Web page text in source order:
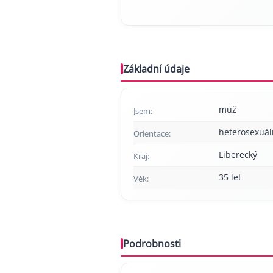
Základní údaje
Jsem: muž
Orientace:
Kraj: Liberecký
Věk: 35 let
Podrobnosti